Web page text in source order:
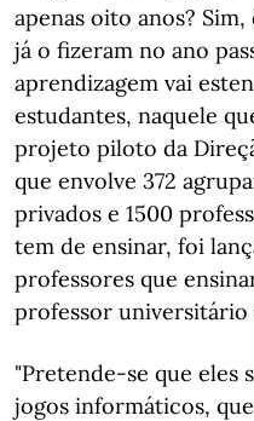
apenas oito anos? Sim,
já o fizeram no ano
aprendizagem vai
estudantes, naquele
projeto piloto da
que envolve 372
privados e 1500
tem de ensinar, foi
professores que
professor universitário
"Pretende-se que eles
jogos informáticos,